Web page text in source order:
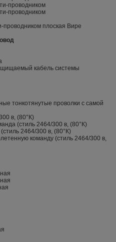
проводником
проводником
плоская Вире
кабель системы
тонкотянутые проволки с самой
в, (80°К)
(стиль 2464/300 в, (80°К)
2464/300 в, (80°К)
команду (стиль 2464/300 в,